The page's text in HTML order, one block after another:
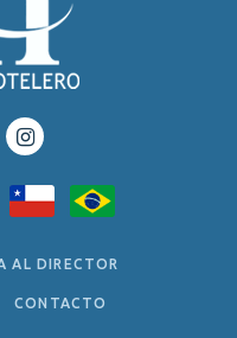
AL DIRECTOR
CONTACTO